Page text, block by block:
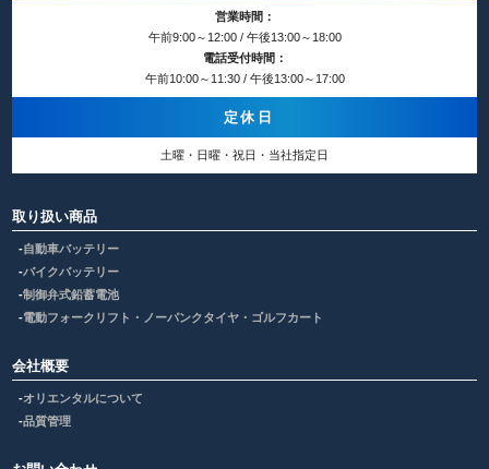
営業時間：
午前9:00～12:00 / 午後13:00～18:00
電話受付時間：
午前10:00～11:30 / 午後13:00～17:00
定休日
土曜・日曜・祝日・当社指定日
取り扱い商品
自動車バッテリー
バイクバッテリー
制御弁式鉛蓄電池
電動フォークリフト・ノーパンクタイヤ・ゴルフカート
会社概要
オリエンタルについて
品質管理